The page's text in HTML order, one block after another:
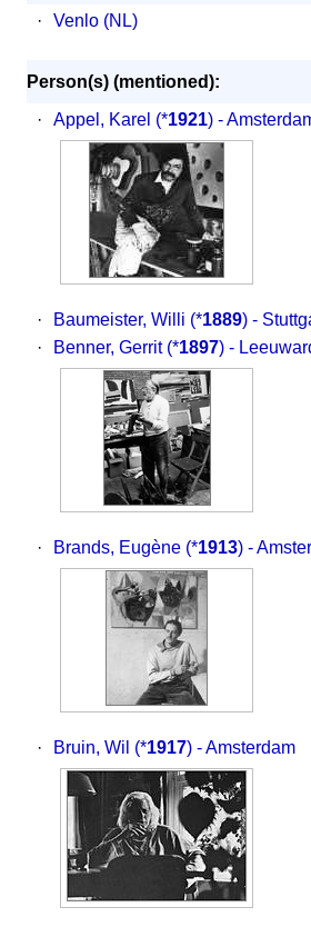
·
Venlo (NL)
Person(s) (mentioned):
·
Appel, Karel (*1921) -
· Baumeister, Willi (*1889) -
·
Benner, Gerrit (*1897) -
· Brands, Eugène (*1913) -
· Bruin, Wil (*1917) - Amsterdam